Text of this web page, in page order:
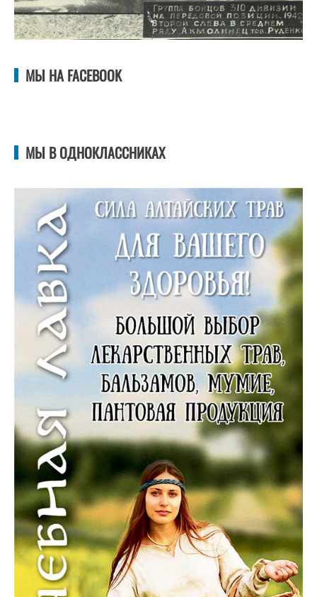
МЫ НА FACEBOOK
МЫ В ОДНОКЛАССНИКАХ